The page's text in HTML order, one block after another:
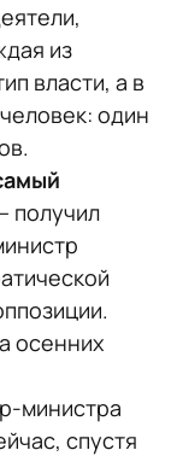
из
власти, а в
один
получил
осенних
министра
спустя